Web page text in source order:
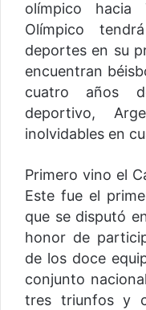
olímpico hacia
Olímpico
deportes en su
encuentran
cuatro años
deportivo,
inolvidables en
Primero vino el
Este fue el
que se disputó
honor de
de los doce
conjunto
tres triunfos y